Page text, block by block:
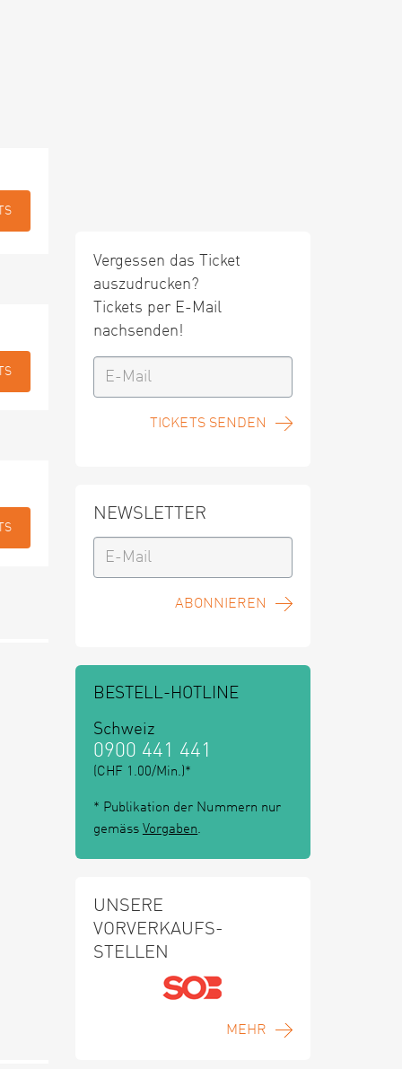
Vergessen das Ticket
auszudrucken?
Tickets per E-Mail
nachsenden!
TICKETS SENDEN
NEWSLETTER
ABONNIEREN
BESTELL-HOTLINE
Schweiz
0900 441 441
(CHF 1.00/Min.)*
* Publikation der Nummern nur
gemäss Vorgaben.
UNSERE
VORVERKAUFS-
STELLEN
MEHR